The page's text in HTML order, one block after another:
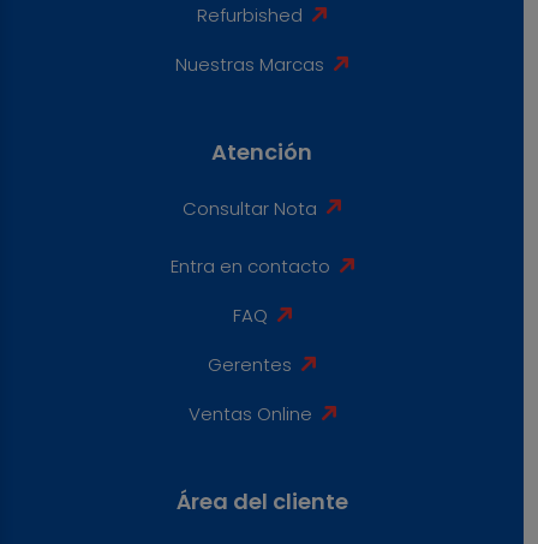
Refurbished
Nuestras Marcas
Atención
Consultar Nota
Entra en contacto
FAQ
Gerentes
Ventas Online
Área del cliente